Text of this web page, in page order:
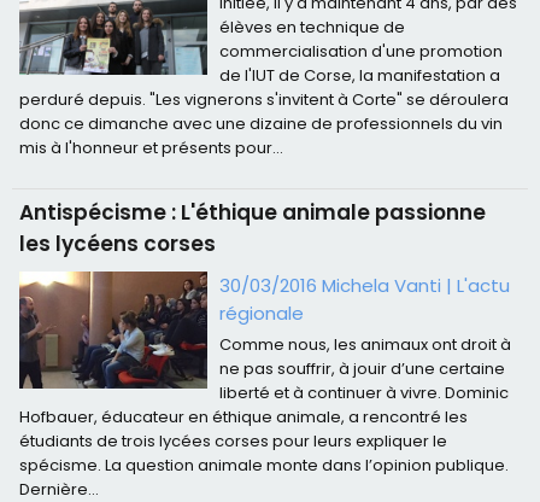
élèves en technique de
commercialisation d'une promotion
de l'IUT de Corse, la manifestation a
perduré depuis. "Les vignerons s'invitent à Corte" se déroulera
donc ce dimanche avec une dizaine de professionnels du vin
mis à l'honneur et présents pour...
Antispécisme : L'éthique animale passionne
les lycéens corses
30/03/2016 Michela Vanti |L'actu
régionale
Comme nous, les animaux ont droit à
ne pas souffrir, à jouir d’une certaine
liberté et à continuer à vivre. Dominic
Hofbauer, éducateur en éthique animale, a rencontré les
étudiants de trois lycées corses pour leurs expliquer le
spécisme. La question animale monte dans l’opinion publique.
Dernière...